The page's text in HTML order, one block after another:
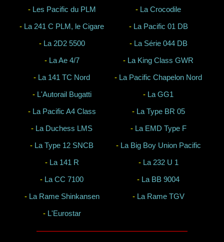
- Les Pacific du PLM - La Crocodile
- La 241 C PLM, le Cigare - La Pacific 01 DB
- La 2D2 5500 - La Série 044 DB
- La Ae 4/7 - La King Class GWR
- La 141 TC Nord - La Pacific Chapelon Nord
- L'Autorail Bugatti - La GG1
- La Pacific A4 Class - La Type BR 05
- La Duchess LMS - La EMD Type F
- La Type 12 SNCB - La Big Boy Union Pacific
- La 141 R - La 232 U 1
- La CC 7100 - La BB 9004
- La Rame Shinkansen - La Rame TGV
- L'Eurostar